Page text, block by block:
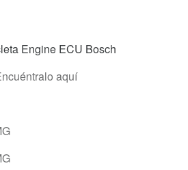
Engine ECU Bosch
aquí